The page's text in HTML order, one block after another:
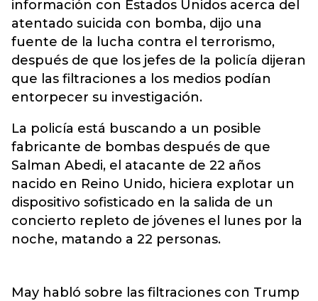
información con Estados Unidos acerca del
atentado suicida con bomba, dijo una
fuente de la lucha contra el terrorismo,
después de que los jefes de la policía dijeran
que las filtraciones a los medios podían
entorpecer su investigación.
La policía está buscando a un posible
fabricante de bombas después de que
Salman Abedi, el atacante de 22 años
nacido en Reino Unido, hiciera explotar un
dispositivo sofisticado en la salida de un
concierto repleto de jóvenes el lunes por la
noche, matando a 22 personas.
May habló sobre las filtraciones con Trump